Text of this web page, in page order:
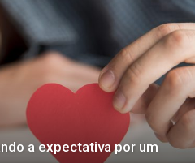
a expectativa por um